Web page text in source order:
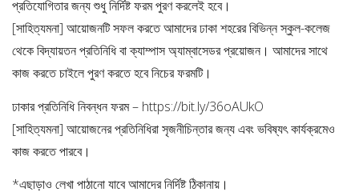
প্রতিযোগিতার জন্য শুধু নির্দিষ্ট ফরম পুরণ করলেই হবে।
[সাহিত্যমনা] আয়োজনটি সফল করতে আমাদের ঢাকা শহরের বিভিন্ন স্কুল-কলেজ
থেকে বিদ্যায়তন প্রতিনিধি বা ক্যাম্পাস অ্যাম্বাসেডর প্রয়োজন। আমাদের সাথে
কাজ করতে চাইলে পুরণ করতে হবে নিচের ফরমটি।
ঢাকার প্রতিনিধি নিবন্ধন ফরম – https://bit.ly/36oAUkO
[সাহিত্যমনা] আয়োজনের প্রতিনিধিরা সৃজনীচিন্তার জন্য এবং ভবিষ্যৎ কার্যক্রমেও
কাজ করতে পারবে।
*এছাড়াও লেখা পাঠানো যাবে আমাদের নির্দিষ্ট ঠিকানায়।